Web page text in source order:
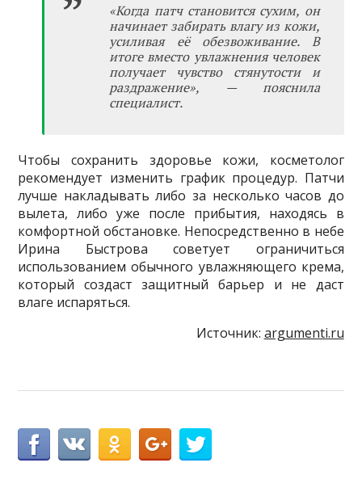
«Когда патч становится сухим, он
начинает забирать влагу из кожи,
усиливая её обезвоживание. В
итоге вместо увлажнения человек
получает чувство стянутости и
раздражение», — пояснила
специалист.
Чтобы сохранить здоровье кожи, косметолог
рекомендует изменить график процедур. Патчи
лучше накладывать либо за несколько часов до
вылета, либо уже после прибытия, находясь в
комфортной обстановке. Непосредственно в небе
Ирина Быстрова советует ограничиться
использованием обычного увлажняющего крема,
который создаст защитный барьер и не даст
влаге испаряться.
Источник: argumenti.ru